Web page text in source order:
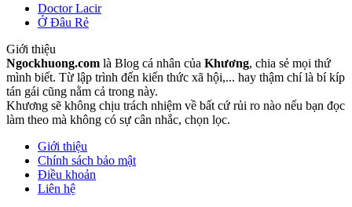
Doctor Lacir
Ở Đâu Rẻ
Giới thiệu
Ngockhuong.com là Blog cá nhân của Khương, chia sẻ mọi thứ
mình biết. Từ lập trình đến kiến thức xã hội,... hay thậm chí là bí kíp
tán gái cũng nằm cả trong này.
Khương sẽ không chịu trách nhiệm về bất cứ rủi ro nào nếu bạn đọc
làm theo mà không có sự cân nhắc, chọn lọc.
Giới thiệu
Chính sách bảo mật
Điều khoản
Liên hệ